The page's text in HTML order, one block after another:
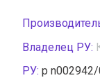
Владелец РУ:
РУ: р n002942/